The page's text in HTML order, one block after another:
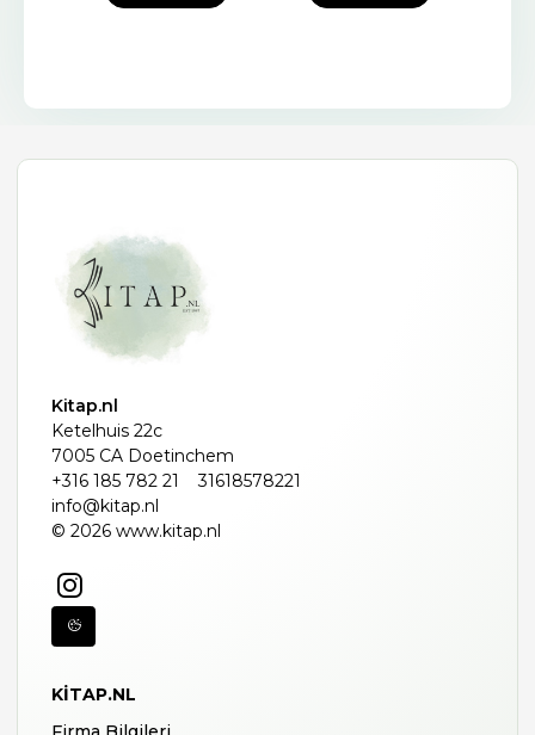
Kitap.nl
Ketelhuis 22c
7005 CA Doetinchem
+316 185 782 21
31618578221
info@kitap.nl
© 2026 www.kitap.nl
KITAP.NL